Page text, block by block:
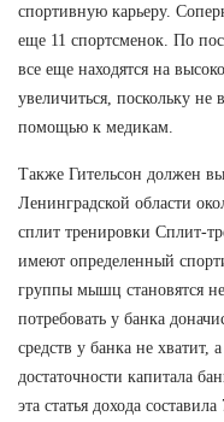
спортивную карьеру.
еще 11 спортсменок. По
все еще находятся на
увеличиться, поскольку не
помощью к медикам.
Также Гительсон должен
Ленинградской области
сплит тренировки Сплит-
имеют определенный
группы мышц становятся
потребовать у банка
средств у банка не хватит,
достаточности капитала
эта статья дохода